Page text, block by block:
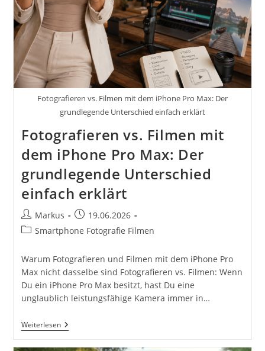
Fotografieren vs. Filmen mit dem iPhone Pro Max: Der
grundlegende Unterschied einfach erklärt
Fotografieren vs. Filmen mit
dem iPhone Pro Max: Der
grundlegende Unterschied
einfach erklärt
Beitrags-
Autor:
Markus
Beitrag
veröffentlicht:
19.06.2026
Beitrags-
Smartphone Fotografie Filmen
Warum Fotografieren und Filmen mit dem iPhone Pro
Max nicht dasselbe sind Fotografieren vs. Filmen: Wenn
Du ein iPhone Pro Max besitzt, hast Du eine
unglaublich leistungsfähige Kamera immer in…
WeiterlesenFotografieren
Vs.